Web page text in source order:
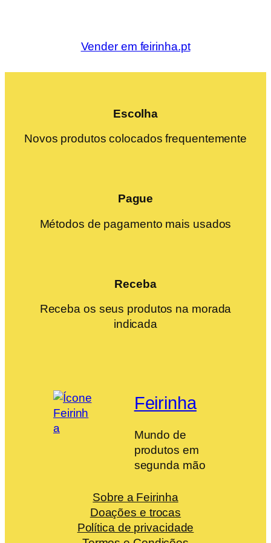
Vender em feirinha.pt
Escolha
Novos produtos colocados frequentemente
Pague
Métodos de pagamento mais usados
Receba
Receba os seus produtos na morada
indicada
Feirinha
Mundo de
produtos em
segunda mão
Sobre a Feirinha
Doações e trocas
Política de privacidade